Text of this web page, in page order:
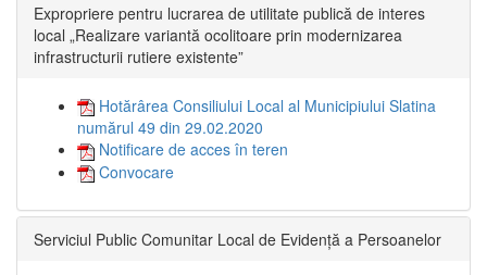
Expropriere pentru lucrarea de utilitate publică de interes
local „Realizare variantă ocolitoare prin modernizarea
infrastructurii rutiere existente”
Hotărârea Consiliului Local al Municipiului Slatina
numărul 49 din 29.02.2020
Notificare de acces în teren
Convocare
Serviciul Public Comunitar Local de Evidență a Persoanelor